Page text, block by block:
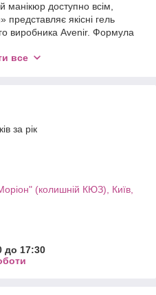
манікюр доступно всім,
представляє якісні гель
виробника Avenir. Формула
блиску, краси. До того ж
від Avenir
яке стало відкриттям для
все
за рік
(колишній КЮЗ), Київ,
до 17:30